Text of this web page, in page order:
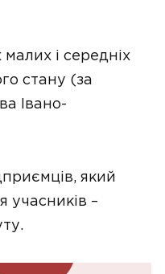
і середніх
стану (за
Івано-
який
учасників –